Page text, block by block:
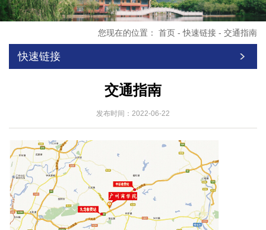
您现在的位置： 首页 -快速链接 - 交通指南
快速链接
交通指南
发布时间：2022-06-22